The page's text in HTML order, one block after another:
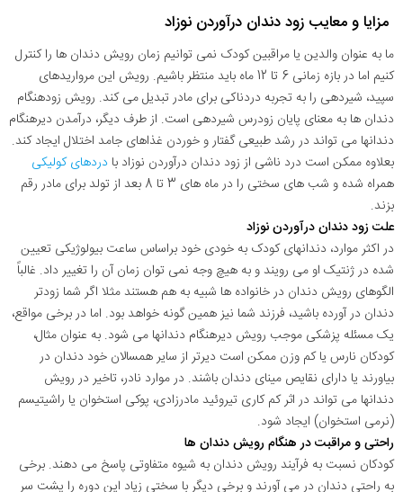
مزایا و معایب زود دندان درآوردن نوزاد
ما به عنوان والدین یا مراقبین کودک نمی توانیم زمان رویش دندان ها را کنترل
کنیم اما در بازه زمانی 6 تا 12 ماه باید منتظر باشیم. رویش این مرواریدهای
سپید، شیردهی را به تجربه دردناکی برای مادر تبدیل می کند. رویش زودهنگام
دندان ها به معنای پایان زودرس شیردهی است. از طرف دیگر، درآمدن دیرهنگام
دندانها می تواند در رشد طبیعی گفتار و خوردن غذاهای جامد اختلال ایجاد کند.
بعلاوه ممکن است درد ناشی از زود دندان درآوردن نوزاد با دردهای کولیکی
همراه شده و شب های سختی را در ماه های 3 تا 8 بعد از تولد برای مادر رقم
بزند.
علت زود دندان درآوردن نوزاد
در اکثر موارد، دندانهای کودک به خودی خود براساس ساعت بیولوژیکی تعیین
شده در ژنتیک او می رویند و به هیچ وجه نمی توان زمان آن را تغییر داد. غالباً
الگوهای رویش دندان در خانواده ها شبیه به هم هستند مثلا اگر شما زودتر
دندان در آورده باشید، فرزند شما نیز همین گونه خواهد بود. اما در برخی مواقع،
یک مسئله پزشکی موجب رویش دیرهنگام دندانها می شود. به عنوان مثال،
كودكان نارس یا كم وزن ممکن است دیرتر از سایر همسالان خود دندان در
بیاورند یا دارای نقایص مینای دندان باشند. در موارد نادر، تاخیر در رویش
دندانها می تواند در اثر کم کاری تیروئید مادرزادی، پوکی استخوان یا راشیتیسم
(نرمی استخوان) ایجاد شود.
راحتی و مراقبت در هنگام رویش دندان ها
کودکان نسبت به فرآیند رویش دندان به شیوه متفاوتی پاسخ می دهند. برخی
به راحتی دندان در می آورند و برخی دیگر با سختی زیاد این دوره را پشت سر